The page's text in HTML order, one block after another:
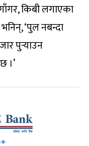
किबी लगाएका
‘पुल नबन्दा
पुर्‍याउन
।’